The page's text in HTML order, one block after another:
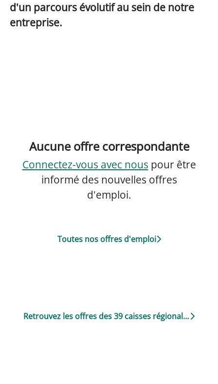
d'un parcours évolutif au sein de notre
entreprise.
Aucune offre correspondante
Connectez-vous avec nous pour être
informé des nouvelles offres
d'emploi.
Toutes nos offres d'emploi
Retrouvez les offres des 39 caisses régionales